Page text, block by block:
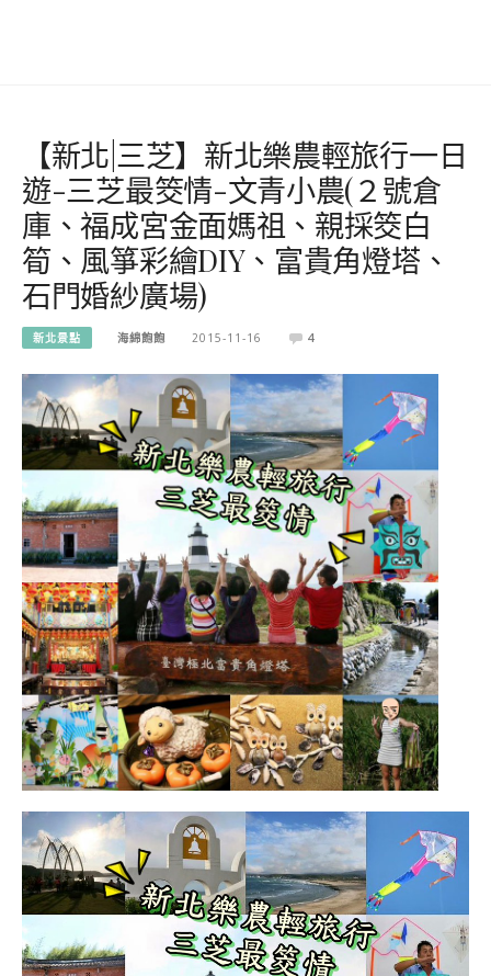
【新北|三芝】新北樂農輕旅行一日
遊-三芝最筊情-文青小農(２號倉
庫、福成宮金面媽祖、親採筊白
筍、風箏彩繪DIY、富貴角燈塔、
石門婚紗廣場)
新北景點 海綿飽飽 2015-11-16 4